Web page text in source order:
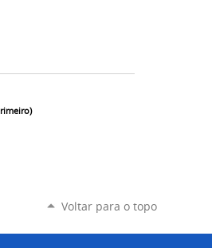
Voltar para o topo